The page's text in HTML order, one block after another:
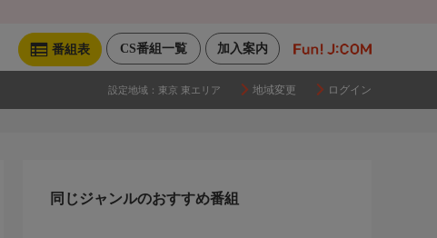
加入案内
CS番組一覧
番組表
設定地域： 東京 東エリア 地域変更 ログイン
同じジャンルのおすすめ番組